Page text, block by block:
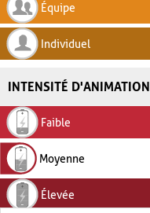
Équipe
Individuel
INTENSITÉ D'ANIMATION
Faible
Moyenne
Élevée